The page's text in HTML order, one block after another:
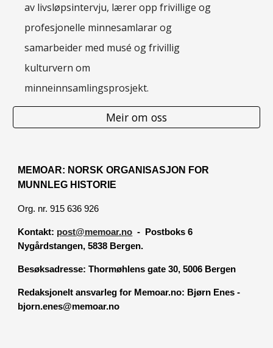
av livsløpsintervju, lærer opp frivillige og
profesjonelle minnesamlarar og
samarbeider med musé og frivillig
kulturvern om
minneinnsamlingsprosjekt.
Meir om oss
MEMOAR: NORSK ORGANISASJON FOR
MUNNLEG HISTORIE
Org. nr. 915 636 926
Kontakt: post@memoar.no - Postboks 6
Nygårdstangen, 5838 Bergen.
Besøksadresse:Thormøhlens gate 30, 5006 Bergen
Redaksjonelt ansvarleg for Memoar.no: Bjørn Enes -
bjorn.enes@memoar.no